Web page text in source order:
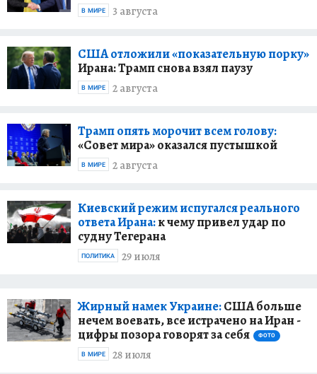
3 августа
В МИРЕ
США отложили «показательную порку»
Ирана: Трамп снова взял паузу
2 августа
В МИРЕ
Трамп опять морочит всем голову:
«Совет мира» оказался пустышкой
2 августа
В МИРЕ
Киевский режим испугался реального
ответа Ирана:к чему привел удар по
судну Тегерана
29 июля
ПОЛИТИКА
Жирный намек Украине:США больше
нечем воевать, все истрачено на Иран -
цифры позора говорят за себя
ФОТО
28 июля
В МИРЕ